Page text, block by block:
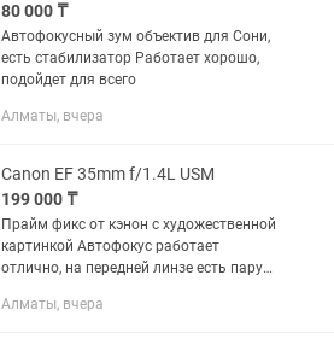
80 000 ₸
Автофокусный зум объектив для Сони,
есть стабилизатор Работает хорошо,
подойдет для всего
Алматы, вчера
Canon EF 35mm f/1.4L USM
199 000 ₸
Прайм фикс от кэнон с художественной
картинкой Автофокус работает
отлично, на передней линзе есть пару
картинку
Алматы, вчера